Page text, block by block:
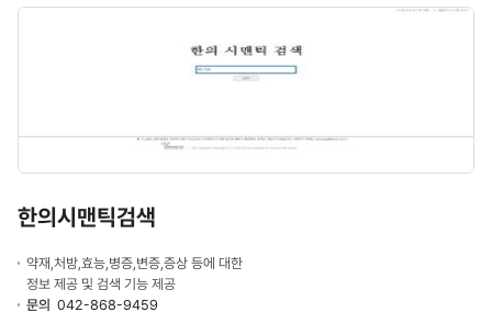
한의시맨틱검색
약재,처방,효능,병증,변증,증상 등에 대한
정보 제공 및 검색 기능 제공
문의
042-868-9459